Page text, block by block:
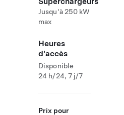
Jusqu'à 250 kW
max
Heures
d'accès
Disponible
24 h/24, 7 j/7
Prix pour